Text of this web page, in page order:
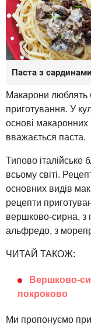
Паста з сардинами
Макарони люблять
приготування. У
основі
вважається паста.
Типово італійське
всьому світі.
основних видів
рецепти
вершково-сирна, з
альфредо, з
ЧИТАЙ ТАКОЖ:
Вершково-
покроково
Ми пропонуємо